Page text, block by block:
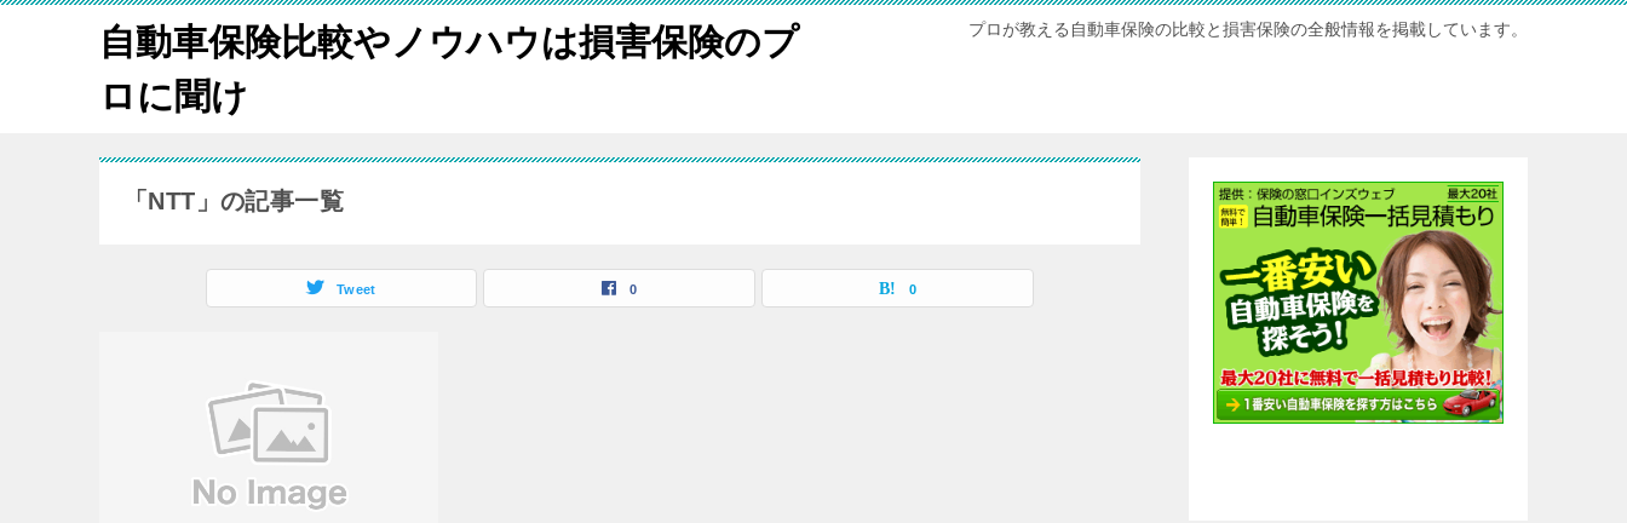
自動車保険比較やノウハウは損害保険のプ
ロに聞け
プロが教える自動車保険の比較と損害保険の全般情報を掲載しています。
「NTT」の記事一覧
Tweet 0 0